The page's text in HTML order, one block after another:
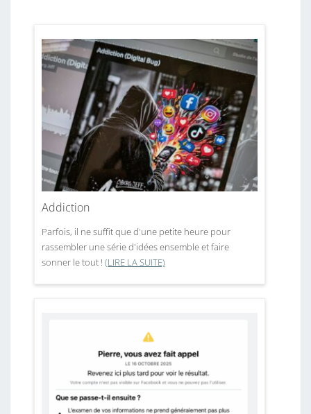
Addiction
Parfois, il ne suffit que d'une petite heure pour
rassembler une série d'idées ensemble et faire
sonner le tout ! (LIRE LA SUITE)